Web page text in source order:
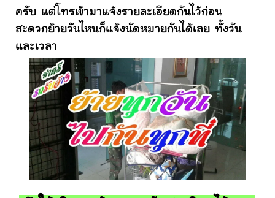
ครับ แต่โทรเข้ามาแจ้งรายละเอียดกันไว้ก่อน
สะดวกย้ายวันไหนก็แจ้งนัดหมายกันได้เลย ทั้งวัน
และเวลา